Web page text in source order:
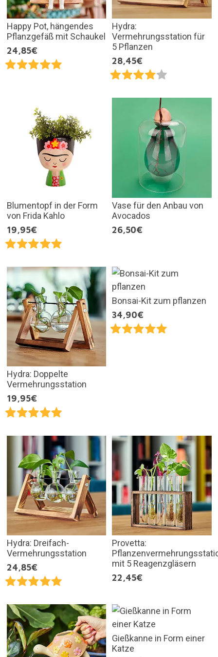
Happy Pot, hängendes
Pflanzgefäß mit Schaukel
24,85€
Hydra:
Vermehrungsstation für
5 Pflanzen
28,45€
Blumentopf in der Form
von Frida Kahlo
19,95€
Vase für den Anbau von
Avocados
26,50€
Hydra: Doppelte
Vermehrungsstation
19,95€
Bonsai-Kit zum pflanzen
34,90€
Hydra: Dreifach-
Vermehrungsstation
24,85€
Provetta:
mit 5 Reagenzgläsern
22,45€
Gießkanne in Form einer
Katze